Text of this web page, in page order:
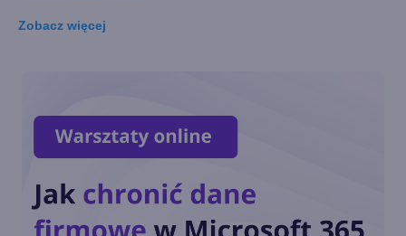
Setki Milionów Ataków
Dziennie. Microsoft Zwiększa
wysiłki na rzecz
cyberbezpieczeństwa:
Zobacz więcej